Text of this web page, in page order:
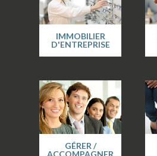
IMMOBILIER
D'ENTREPRISE
GÉRER /
ACCOMPAGNER